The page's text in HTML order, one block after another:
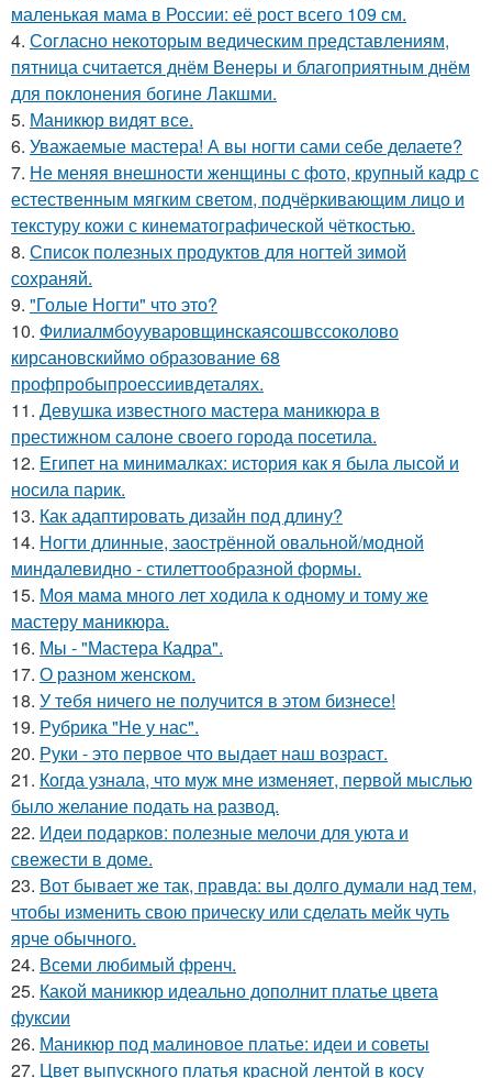
маленькая мама в России: её рост всего 109 см.
4. Согласно некоторым ведическим представлениям,
пятница считается днём Венеры и благоприятным днём
для поклонения богине Лакшми.
5. Маникюр видят все.
6. Уважаемые мастера! А вы ногти сами себе делаете?
7. Не меняя внешности женщины с фото, крупный кадр с
естественным мягким светом, подчёркивающим лицо и
текстуру кожи с кинематографической чёткостью.
8. Список полезных продуктов для ногтей зимой
сохраняй.
9. "Голые Ногти" что это?
10. Филиалмбоууваровщинскаясошвссоколово
кирсановскиймо образование 68
профпробыпроессиивдеталях.
11. Девушка известного мастера маникюра в
престижном салоне своего города посетила.
12. Египет на минималках: история как я была лысой и
носила парик.
13. Как адаптировать дизайн под длину?
14. Ногти длинные, заострённой овальной/модной
миндалевидно - стилеттообразной формы.
15. Моя мама много лет ходила к одному и тому же
мастеру маникюра.
16. Мы - "Мастера Кадра".
17. О разном женском.
18. У тебя ничего не получится в этом бизнесе!
19. Рубрика "Не у нас".
20. Руки - это первое что выдает наш возраст.
21. Когда узнала, что муж мне изменяет, первой мыслью
было желание подать на развод.
22. Идеи подарков: полезные мелочи для уюта и
свежести в доме.
23. Вот бывает же так, правда: вы долго думали над тем,
чтобы изменить свою прическу или сделать мейк чуть
ярче обычного.
24. Всеми любимый френч.
25. Какой маникюр идеально дополнит платье цвета
фуксии
26. Маникюр под малиновое платье: идеи и советы
27. Цвет выпускного платья красной лентой в косу